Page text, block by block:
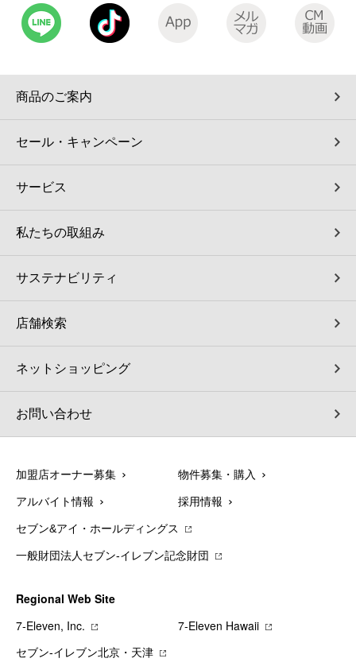
商品のご案内
セール・キャンペーン
サービス
私たちの取組み
サステナビリティ
店舗検索
ネットショッピング
お問い合わせ
加盟店オーナー募集 物件募集・購入
アルバイト情報 採用情報
セブン&アイ・ホールディングス
一般財団法人セブン-イレブン記念財団
Regional Web Site
7‐Eleven, Inc.
7‐Eleven Hawaii
セブン‐イレブン北京・天津